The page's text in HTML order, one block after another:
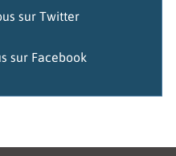
sur Twitter
sur Facebook